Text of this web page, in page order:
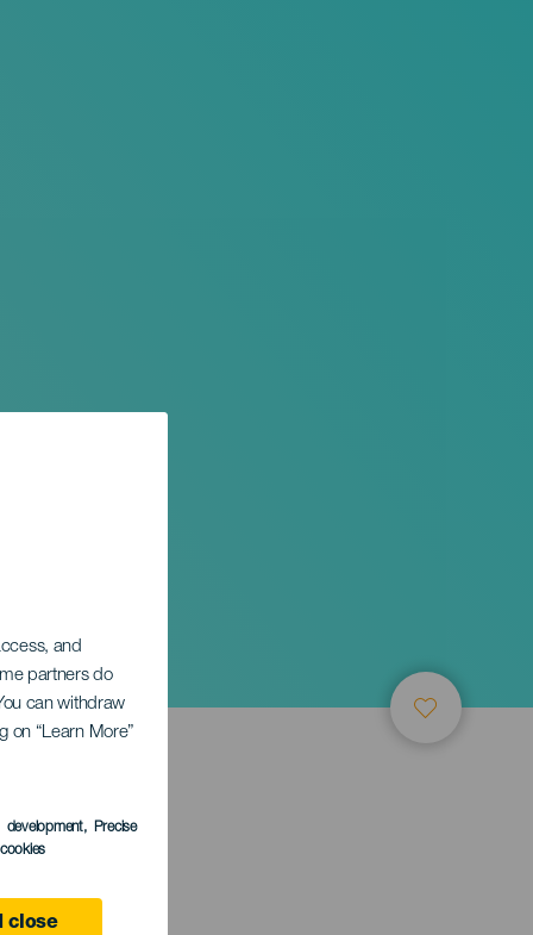
and
partners do
can withdraw
on “Learn More”
development, Precise
close